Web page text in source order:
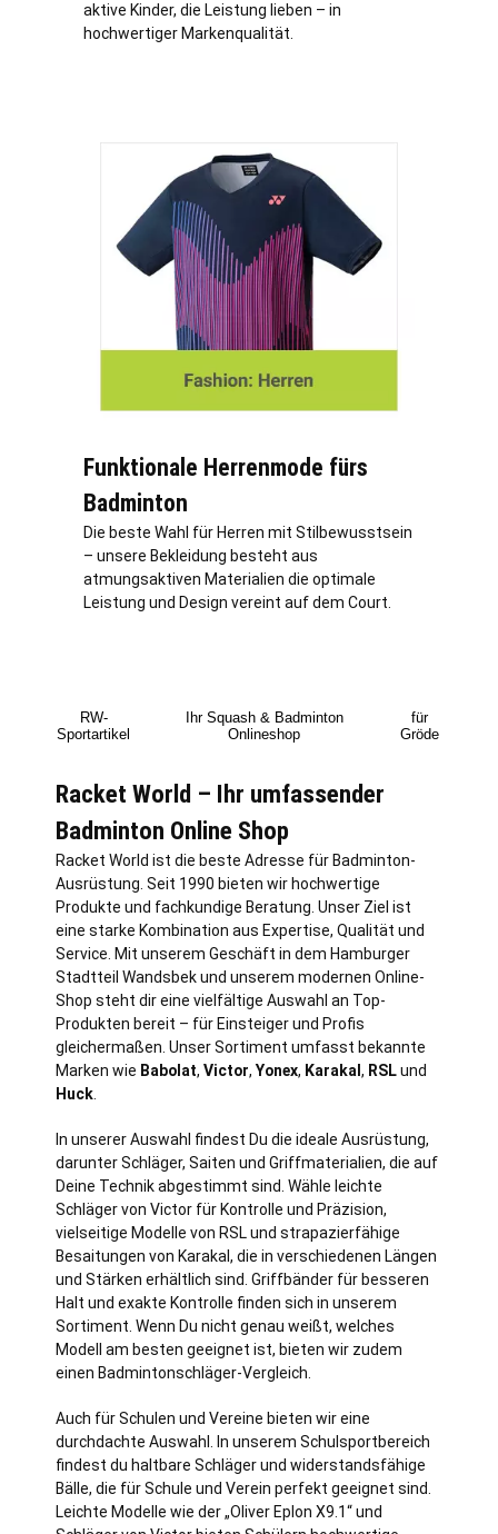
aktive Kinder, die Leistung lieben – in
hochwertiger Markenqualität.
Funktionale Herrenmode fürs
Badminton
Die beste Wahl für Herren mit Stilbewusstsein
– unsere Bekleidung besteht aus
atmungsaktiven Materialien die optimale
Leistung und Design vereint auf dem Court.
RW-
Sportartikel
Ihr Squash & Badminton
Onlineshop
für
Gröde
Racket World – Ihr umfassender
Badminton Online Shop
Racket World ist die beste Adresse für Badminton-
Ausrüstung. Seit 1990 bieten wir hochwertige
Produkte und fachkundige Beratung. Unser Ziel ist
eine starke Kombination aus Expertise, Qualität und
Service. Mit unserem Geschäft in dem Hamburger
Stadtteil Wandsbek und unserem modernen Online-
Shop steht dir eine vielfältige Auswahl an Top-
Produkten bereit – für Einsteiger und Profis
gleichermaßen. Unser Sortiment umfasst bekannte
Marken wie Babolat, Victor, Yonex, Karakal , RSLund
Huck
In unserer Auswahl findest Du die ideale Ausrüstung,
darunter Schläger, Saiten und Griffmaterialien, die auf
Deine Technik abgestimmt sind. Wähle leichte
Schläger von Victor für Kontrolle und Präzision,
vielseitige Modelle von RSL und strapazierfähige
Besaitungen von Karakal, die in verschiedenen Längen
und Stärken erhältlich sind. Griffbänder für besseren
Halt und exakte Kontrolle finden sich in unserem
Sortiment. Wenn Du nicht genau weißt, welches
Modell am besten geeignet ist, bieten wir zudem
einen Badmintonschläger-Vergleich.
Auch für Schulen und Vereine bieten wir eine
durchdachte Auswahl. In unserem Schulsportbereich
findest du haltbare Schläger und widerstandsfähige
Bälle, die für Schule und Verein perfekt geeignet sind.
Leichte Modelle wie der „Oliver Eplon X9.1“ und